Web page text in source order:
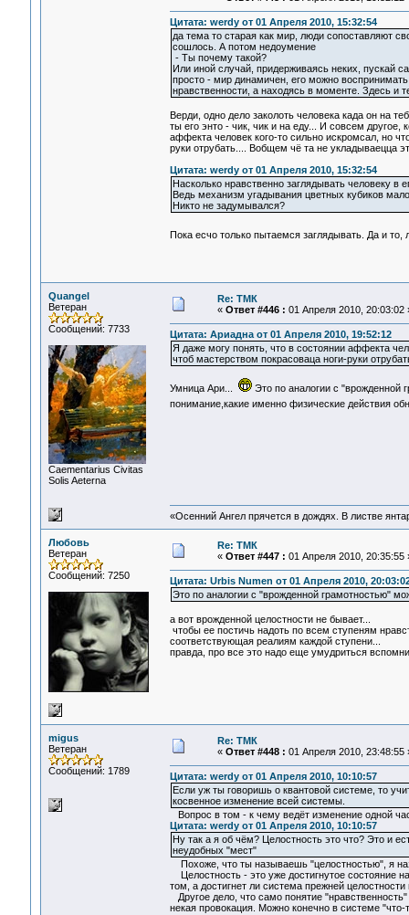
Цитата: werdy от 01 Апреля 2010, 15:32:54
да тема то старая как мир, люди сопоставляют
сошлось. А потом недоумение
- Ты почему такой?
Или иной случай, придерживаясь неких, пускай
просто - мир динамичен, его можно
нравственности, а находясь в моменте. Здесь и
Верди, одно дело заколоть человека када он на
ты его энто - чик, чик и на еду... И совсем другое,
аффекта человек кого-то сильно искромсал, но
руки отрубать.... Вобщем чё та не укладываецца
Цитата: werdy от 01 Апреля 2010, 15:32:54
Насколько нравственно заглядывать человеку в
Ведь механизм угадывания цветных кубиков
Никто не задумывался?
Пока есчо только пытаемся заглядывать. Да и
Quangel
Ветеран
Сообщений: 7733
Сaementarius Civitas
Solis Aeterna
Re: ТМК
« Ответ #446 : 01 Апреля 2010, 20:03:02
Цитата: Ариадна от 01 Апреля 2010, 19:52:12
Я даже могу понять, что в состоянии аффекта
чтоб мастерством покрасоваца ноги-руки
Умница Ари...
Это по аналогии с "врожденной
понимание,какие именно физические действия
«Осенний Ангел прячется в дождях. В листве
Любовь
Ветеран
Сообщений: 7250
Re: ТМК
« Ответ #447 : 01 Апреля 2010, 20:35:55
Цитата: Urbis Numen от 01 Апреля 2010,
Это по аналогии с "врожденной грамотностью"
а вот врожденной целостности не бывает...
чтобы ее постичь надоть по всем ступеням
соответствующая реалиям каждой ступени...
правда, про все это надо еще умудриться
migus
Ветеран
Сообщений: 1789
Re: ТМК
« Ответ #448 : 01 Апреля 2010, 23:48:55
Цитата: werdy от 01 Апреля 2010, 10:10:57
Если уж ты говоришь о квантовой системе, то
косвенное изменение всей системы.
Вопрос в том - к чему ведёт изменение одной
Цитата: werdy от 01 Апреля 2010, 10:10:57
Ну так а я об чём? Целостность это что? Это и
неудобных "мест"
Похоже, что ты называешь "целостностью", я
Целостность - это уже достигнутое состояние
том, а достигнет ли система прежней
Другое дело, что само понятие
некая провокация. Можно конечно в системе